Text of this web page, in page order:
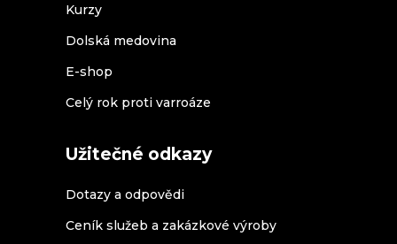
Kurzy
Dolská medovina
E-shop
Celý rok proti varroáze
Užitečné odkazy
Dotazy a odpovědi
Ceník služeb a zakázkové výroby